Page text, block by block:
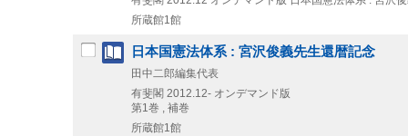
所蔵館1館
日本国憲法体系 : 宮沢俊義先生還暦記念
田中二郎編集代表
有斐閣 2012.12- オンデマンド版
第1巻 , 補巻
所蔵館1館